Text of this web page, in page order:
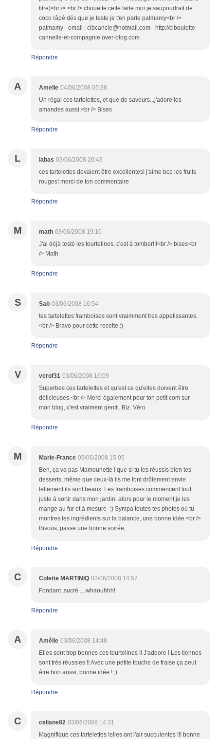
titre)<br /> <br /> chouette cette tarte moi je saupoudrait de
coco râpé dés que je teste je t'en parle patmamy<br />
patmamy - email : cibcancie@hotmail.com - http://ciboulette-
cannelle-et-compagnie.over-blog.com
Répondre
A Amelie 04/06/2008 05:38
Un régal ces tartelettes, et que de saveurs...j'adore les
amandes aussi.<br /> Bises
Répondre
L labas 03/06/2008 20:43
ces tartelettes devaient être excellentes! j'aime bcp les fruits
rouges! merci de ton commentaire
Répondre
M math 03/06/2008 19:10
J'ai déjà testé les tourtelines, c'est à tomber!!!<br /> bises<br
/> Math
Répondre
S Sab 03/06/2008 16:54
tes tartelettes framboises sont vraimment tres appetissantes.
<br /> Bravo pour cette recette.:)
Répondre
V verof31 03/06/2008 16:09
Superbes ces tartelettes et qu'est ce qu'elles doivent être
délicieuses.<br /> Merci également pour ton petit com sur
mon blog, c'est vraiment gentil. Biz. Véro
Répondre
M Marie-France 03/06/2008 15:05
Ben, ça va pas Mamounette ! que si tu les réussis bien tes
desserts, même que ceux-là ils me font drôlement envie
tellement ils sont beaux. Les framboises commencent tout
juste à sortir dans mon jardin, alors pour le moment je les
mange au fur et à mesure -:) Sympa toutes tes photos où tu
montres les ingrédients sur la balance, une bonne idée.<br />
Bisous, passe une bonne soirée,
Répondre
C Colette MARTINIQ 03/06/2008 14:57
Fondant ,sucré ....whaouhhh!
Répondre
A Amélie 03/06/2008 14:48
Elles sont trop bonnes ces tourtelines !! J'adoore ! Les tiennes
sont très réussies !! Avec une petite touche de fraise ça peut
être bon aussi, bonne idée ! ;)
Répondre
C celiane82 03/06/2008 14:31
Magnifique ces tartelettes !elles ont l'air succulentes !!! bonne